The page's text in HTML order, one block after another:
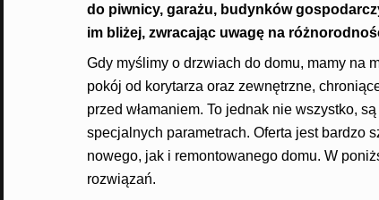
do piwnicy, garażu, budynków
im bliżej, zwracając uwagę na
Gdy myślimy o drzwiach do domu, mamy na
pokój od korytarza oraz zewnętrzne,
przed włamaniem. To jednak nie wszystko,
specjalnych parametrach. Oferta jest bardzo
nowego, jak i remontowanego domu. W
rozwiązań.